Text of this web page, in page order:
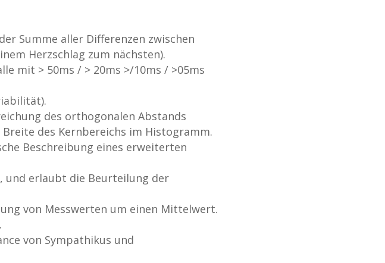
Summe aller Differenzen zwischen
Herzschlag zum nächsten).
mit > 50ms / > 20ms >/10ms / >05ms
des orthogonalen Abstands
des Kernbereichs im Histogramm.
Beschreibung eines erweiterten
und erlaubt die Beurteilung der
von Messwerten um einen Mittelwert.
von Sympathikus und